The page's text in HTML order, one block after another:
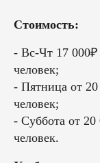
Стоимость:
- Вс-Чт 17 000₽
человек;
- Пятница от 20
человек;
- Суббота от 20
человек.